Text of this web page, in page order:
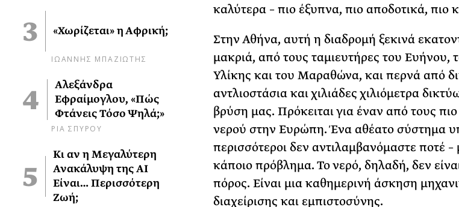
«Χωρίζεται» η Αφρική;
ΙΩΑΝΝΗΣ ΜΠΑΖΙΩΤΗΣ
Αλεξάνδρα
Εφραίμογλου, «Πώς
Φτάνεις Τόσο Ψηλά;»
ΡΙΑ ΣΠΥΡΟΥ
Κι αν η Μεγαλύτερη
Ανακάλυψη της AI
Είναι… Περισσότερη
Ζωή;
καλύτερα – πιο έξυπνα, πιο αποδοτικά, πιο
Στην Αθήνα, αυτή η διαδρομή ξεκινά
μακριά, από τους ταμιευτήρες του Ευήνου,
Υλίκης και του Μαραθώνα, και περνά από
αντλιοστάσια και χιλιάδες χιλιόμετρα
βρύση μας. Πρόκειται για έναν από τους
νερού στην Ευρώπη. Ένα αθέατο σύστημα
περισσότεροι δεν αντιλαμβανόμαστε ποτέ –
κάποιο πρόβλημα. Το νερό, δηλαδή, δεν
πόρος. Είναι μια καθημερινή άσκηση
διαχείρισης και εμπιστοσύνης.